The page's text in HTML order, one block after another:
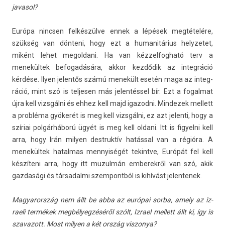
javasol?
Európa nincs­en felkészülve ennek a lépések megtételére,
szükség van dönteni, hogy ezt a humanitárius helyzetet,
miként lehet megol­dani. Ha van kéz­zelfog­ható terv a
menekültek be­fogadására, akkor kezdődik az in­teg­ráció
kérdése. Ilyen jelen­tős számú menekült esetén maga az in­teg­
ráció, mint szó is tel­jes­en más jelen­téssel bír. Ezt a fogal­mat
újra kell vizsgálni és ehhez kell majd igazod­ni. Min­dezek mel­lett
a probléma gyökerét is meg kell vizsgálni, ez azt jelen­ti, hogy a
szíriai polgárháború ügyét is meg kell ol­dani. Itt is figyel­ni kell
arra, hogy Irán mily­en de­struk­tív hatással van a régióra. A
menekültek hatal­mas men­nyiségét tekintve, Európát fel kell
készíteni arra, hogy itt muzul­mán em­berek­ről van szó, akik
gaz­dasági és tár­sadal­mi szem­pontból is kihívást jelen­tenek.
Magyarország nem állt be abba az európai sorba, amely az iz­
raeli termékek megbélyegzéséről szólt, Iz­rael mel­lett állt ki, így is
szavazott. Most mily­en a két ország vis­zonya?